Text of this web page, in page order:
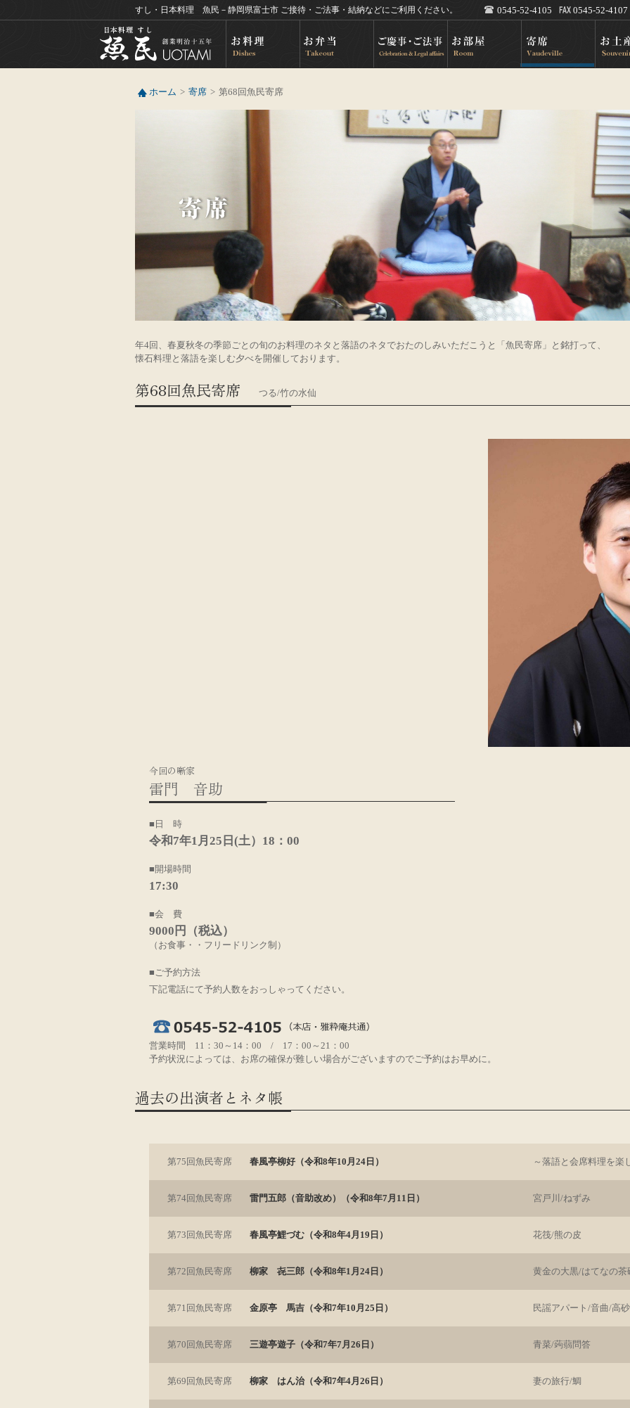
すし・日本料理 魚民－静岡県富士市 ご接待・ご法事・結納などにご利用ください。 0545-52-4105 0545-52-4107
ホーム 寄席 第68回魚民寄席
年4回、春夏秋冬の季節ごとの旬のお料理のネタと落語のネタでおたのしみいただこうと「魚民寄席」と銘打って、
懐石料理と落語を楽しむ夕べを開催しております。
第68回魚民寄席 つる/竹の水仙
今回の噺家
雷門 音助
■日 時
令和7年1月25日(土）18：00
■開場時間
17:30
■会 費
9000円（税込）
（お食事・・フリードリンク制）
■ご予約方法
下記電話にて予約人数をおっしゃってください。
営業時間 11：30～14：00 / 17：00～21：00
予約状況によっては、お席の確保が難しい場合がございますのでご予約はお早めに。
過去の出演者とネタ帳
第75回魚民寄席 春風亭柳好（令和8年10月24日） ～落語と会席料理を楽
第74回魚民寄席 雷門五郎（音助改め）（令和8年7月11日） 宮戸川/ねずみ
第73回魚民寄席 春風亭鯉づむ（令和8年4月19日） 花筏/熊の皮
第72回魚民寄席 柳家 㐂三郎（令和8年1月24日） 黄金の大黒/はてなの茶
第71回魚民寄席 金原亭 馬吉（令和7年10月25日） 民謡アパート/音曲/高
第70回魚民寄席 三遊亭遊子（令和7年7月26日） 青菜/蒟蒻問答
第69回魚民寄席 柳家 はん治（令和7年4月26日） 妻の旅行/鯛